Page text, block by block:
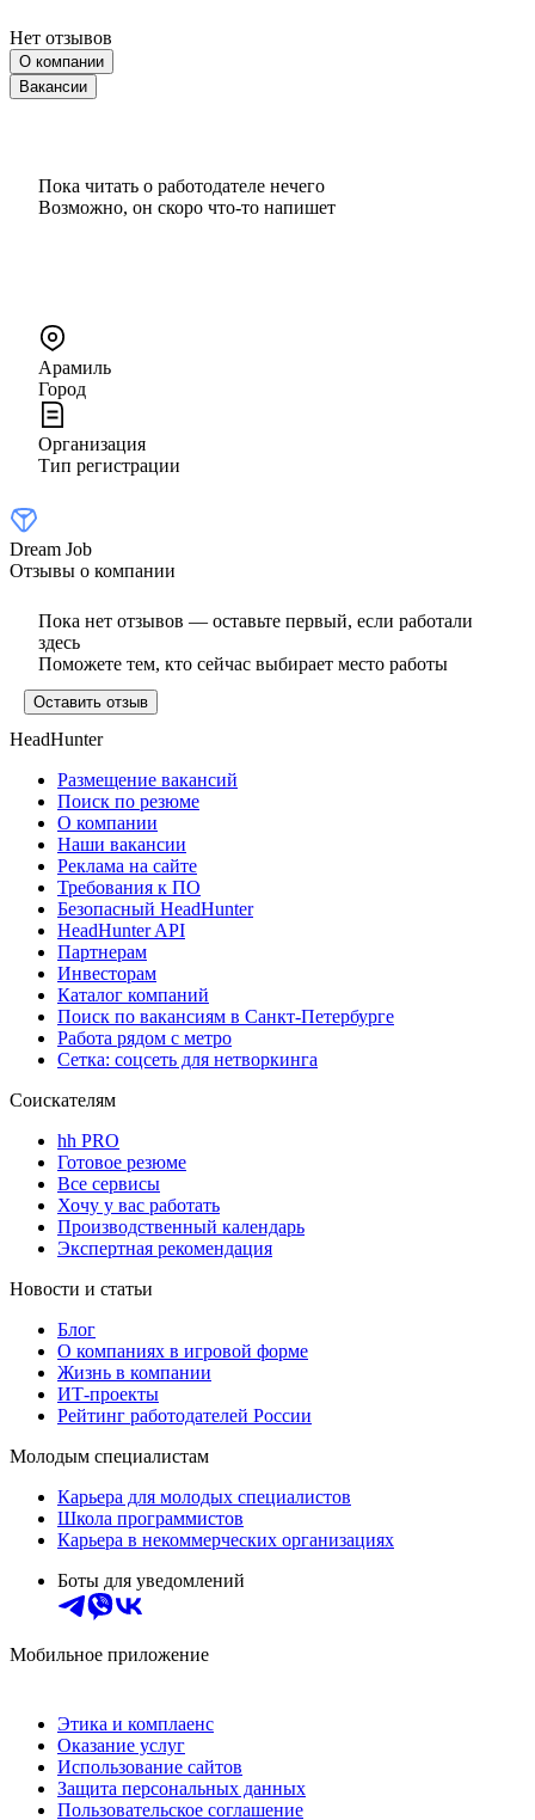
Нет отзывов
О компании
Вакансии
Пока читать о работодателе нечего
Возможно, он скоро что‑то напишет
Арамиль
Город
Организация
Тип регистрации
Dream Job
Отзывы о компании
Пока нет отзывов — оставьте первый, если работали
здесь
Поможете тем, кто сейчас выбирает место работы
Оставить отзыв
HeadHunter
Размещение вакансий
Поиск по резюме
О компании
Наши вакансии
Реклама на сайте
Требования к ПО
Безопасный HeadHunter
HeadHunter API
Партнерам
Инвесторам
Каталог компаний
Поиск по вакансиям в Санкт-Петербурге
Работа рядом с метро
Сетка: соцсеть для нетворкинга
Соискателям
hh PRO
Готовое резюме
Все сервисы
Хочу у вас работать
Производственный календарь
Экспертная рекомендация
Новости и статьи
Блог
О компаниях в игровой форме
Жизнь в компании
ИТ-проекты
Рейтинг работодателей России
Молодым специалистам
Карьера для молодых специалистов
Школа программистов
Карьера в некоммерческих организациях
Боты для уведомлений
Мобильное приложение
Этика и комплаенс
Оказание услуг
Использование сайтов
Защита персональных данных
Пользовательское соглашение